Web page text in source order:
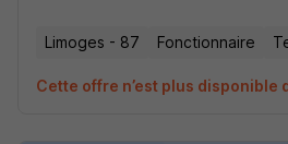
Limoges - 87 Fonctionnaire
Cette offre n’est plus